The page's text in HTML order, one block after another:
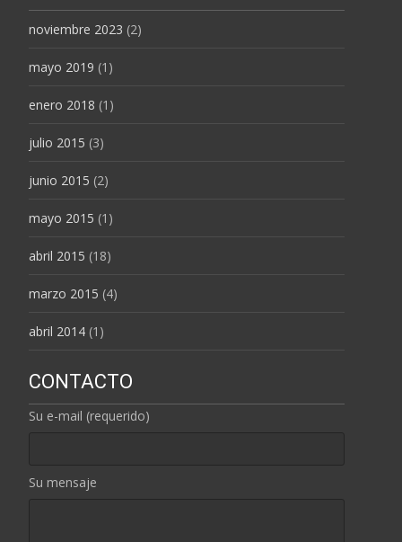
noviembre 2023 (2)
mayo 2019 (1)
enero 2018 (1)
julio 2015 (3)
junio 2015 (2)
mayo 2015 (1)
abril 2015 (18)
marzo 2015 (4)
abril 2014 (1)
CONTACTO
Su e-mail (requerido)
Su mensaje